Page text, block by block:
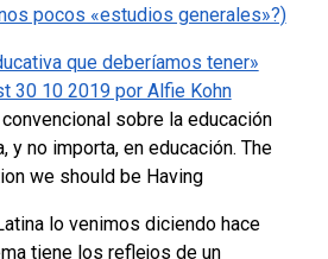
pocos «estudios generales»?)
que deberíamos tener»
30 10 2019 por Alfie Kohn
sobre la educación
y no importa, en educación. The
we should be Having
lo venimos diciendo hace
tiene los reflejos de un